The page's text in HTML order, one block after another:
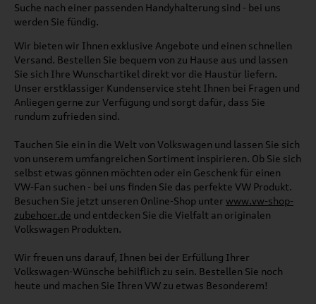
Suche nach einer passenden Handyhalterung sind - bei uns
werden Sie fündig.
Wir bieten wir Ihnen exklusive Angebote und einen schnellen
Versand. Bestellen Sie bequem von zu Hause aus und lassen
Sie sich Ihre Wunschartikel direkt vor die Haustür liefern.
Unser erstklassiger Kundenservice steht Ihnen bei Fragen und
Anliegen gerne zur Verfügung und sorgt dafür, dass Sie
rundum zufrieden sind.
Tauchen Sie ein in die Welt von Volkswagen und lassen Sie sich
von unserem umfangreichen Sortiment inspirieren. Ob Sie sich
selbst etwas gönnen möchten oder ein Geschenk für einen
VW-Fan suchen - bei uns finden Sie das perfekte VW Produkt.
Besuchen Sie jetzt unseren Online-Shop unter www.vw-shop-
zubehoer.de und entdecken Sie die Vielfalt an originalen
Volkswagen Produkten.
Wir freuen uns darauf, Ihnen bei der Erfüllung Ihrer
Volkswagen-Wünsche behilflich zu sein. Bestellen Sie noch
heute und machen Sie Ihren VW zu etwas Besonderem!